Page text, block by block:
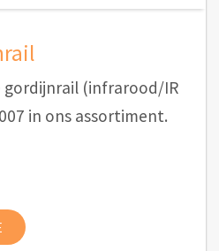
gordijnrail (infrarood/IR
in ons assortiment.